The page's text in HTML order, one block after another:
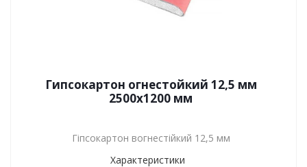
Гипсокартон огнестойкий 12,5 мм
2500х1200 мм
Гіпсокартон вогнестійкий 12,5 мм
Характеристики